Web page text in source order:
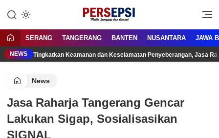
konten
Persepsi.co.id
Media Tanggap Dan Akurat
SERANG TANGERANG BANTEN NUSANTARA JAWA
NEWS Tingkatkan Keamanan dan Keselamatan Penyeberangan, Jasa
News
Jasa Raharja Tangerang Gencar
Lakukan Sigap, Sosialisasikan
SIGNAL